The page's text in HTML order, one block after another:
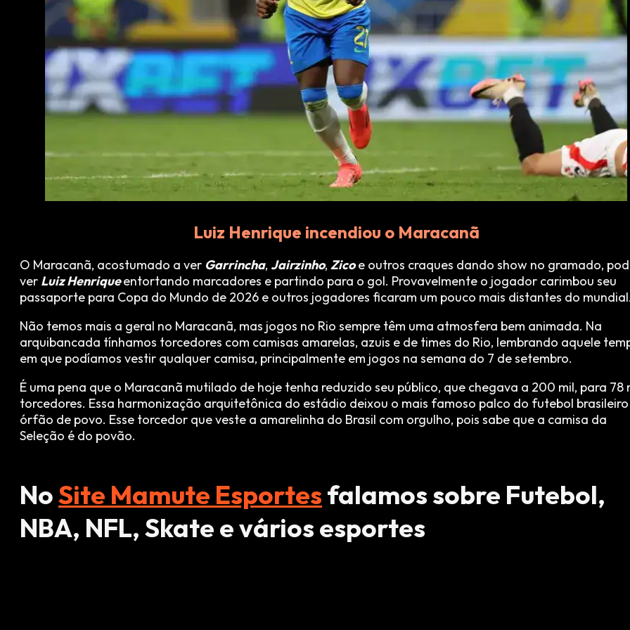
Luiz Henrique incendiou o Maracanã
O Maracanã, acostumado a ver Garrincha, Jairzinho, Zicoe outros craques dando show no gramado,
ver Luiz Henriqueentortando marcadores e partindo para o gol. Provavelmente o jogador carimbou seu
passaporte para Copa do Mundo de 2026 e outros jogadores ficaram um pouco mais distantes do
Não temos mais a geral no Maracanã, mas jogos no Rio sempre têm uma atmosfera bem animada. Na
arquibancada tínhamos torcedores com camisas amarelas, azuis e de times do Rio, lembrando aquele
em que podíamos vestir qualquer camisa, principalmente em jogos na semana do 7 de setembro.
É uma pena que o Maracanã mutilado de hoje tenha reduzido seu público, que chegava a 200 mil, para 78
torcedores. Essa harmonização arquitetônica do estádio deixou o mais famoso palco do futebol brasileiro
órfão de povo. Esse torcedor que veste a amarelinha do Brasil com orgulho, pois sabe que a camisa da
Seleção é do povão.
NoSite Mamute Esportesfalamos sobre Futebol,
NBA, NFL, Skate e vários esportes